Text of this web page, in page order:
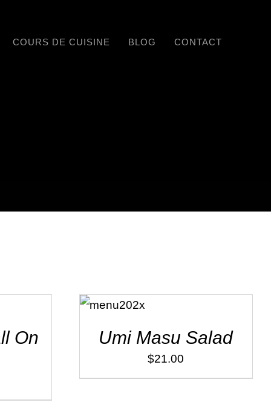
COURS DE CUISINE BLOG CONTACT
On
ADD TO
CART
/
Umi Masu Salad
$21.00